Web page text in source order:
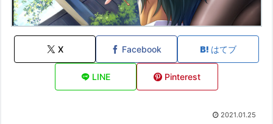
X Facebook はてブ
LINE Pinterest
2021.01.25